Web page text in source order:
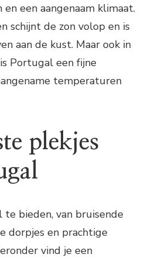
een aangenaam klimaat.
schijnt de zon volop en is
aan de kust. Maar ook in
Portugal een fijne
temperaturen
plekjes
bieden, van bruisende
dorpjes en prachtige
vind je een